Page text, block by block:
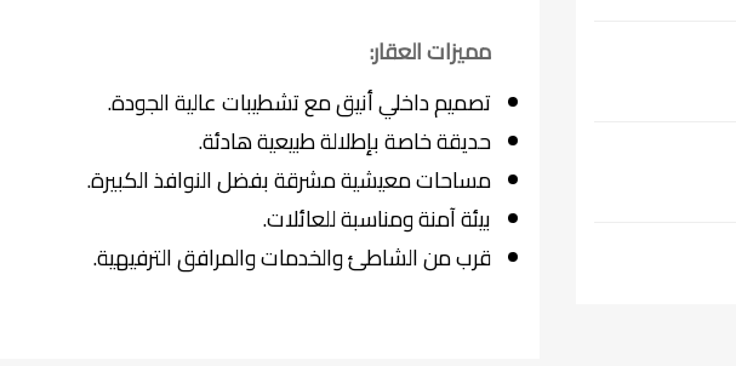
مميزات العقار:
تصميم داخلي أنيق مع تشطيبات عالية الجودة.
حديقة خاصة بإطلالة طبيعية هادئة.
مساحات معيشية مشرقة بفضل النوافذ الكبيرة.
بيئة آمنة ومناسبة للعائلات.
قرب من الشاطئ والخدمات والمرافق الترفيهية.